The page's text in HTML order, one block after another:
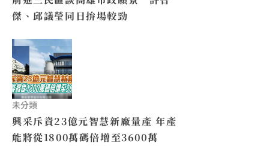
傑、邱議瑩同日拚場較勁
未分類
興采斥資23億元智慧新廠量產 年產
能將從1800萬碼倍增至3600萬